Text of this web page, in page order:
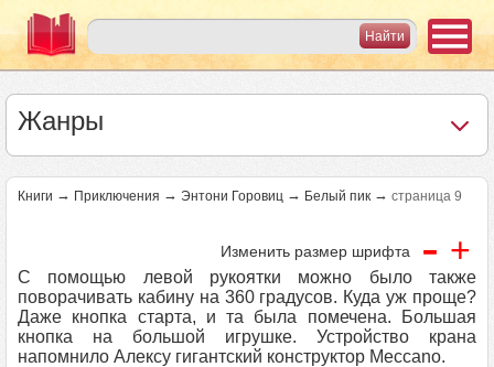
Жанры
Книги → Приключения → Энтони Горовиц → Белый пик → страница 9
Изменить размер шрифта - +
С помощью левой рукоятки можно было также
поворачивать кабину на 360 градусов. Куда уж проще?
Даже кнопка старта, и та была помечена. Большая
кнопка на большой игрушке. Устройство крана
напомнило Алексу гигантский конструктор Meccano.